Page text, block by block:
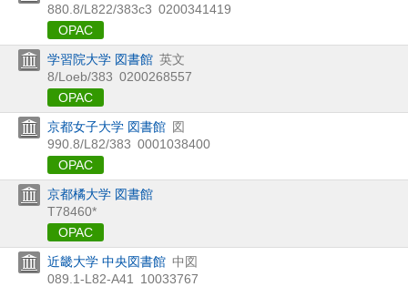
880.8/L822/383c3 0200341419
OPAC
学習院大学 図書館 英文
8/Loeb/383 0200268557
OPAC
京都女子大学 図書館 図
990.8/L82/383 0001038400
OPAC
京都橘大学 図書館
T78460*
OPAC
近畿大学 中央図書館 中図
089.1-L82-A41
10033767